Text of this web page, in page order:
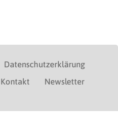
Datenschutzerklärung
Kontakt Newsletter